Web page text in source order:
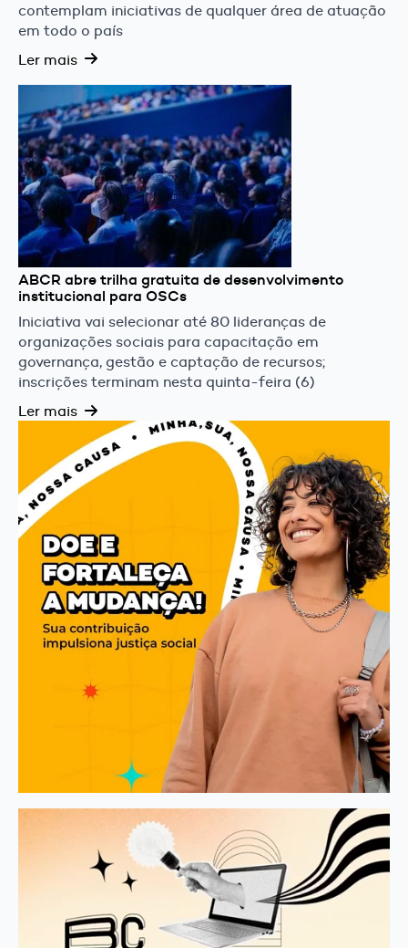
contemplam iniciativas de qualquer área de atuação
em todo o país
Ler mais
ABCR abre trilha gratuita de desenvolvimento
institucional para OSCs
Iniciativa vai selecionar até 80 lideranças de
organizações sociais para capacitação em
governança, gestão e captação de recursos;
inscrições terminam nesta quinta-feira (6)
Ler mais